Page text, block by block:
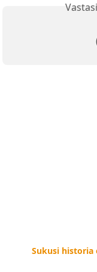
Sukusi